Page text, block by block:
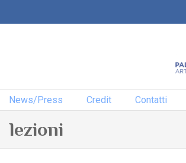
News/Press Credit Contatti
lezioni